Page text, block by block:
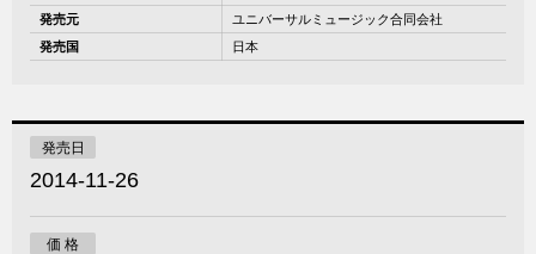
発売元
ユニバーサルミュージック合同会社
発売国
日本
発売日
2014-11-26
価 格